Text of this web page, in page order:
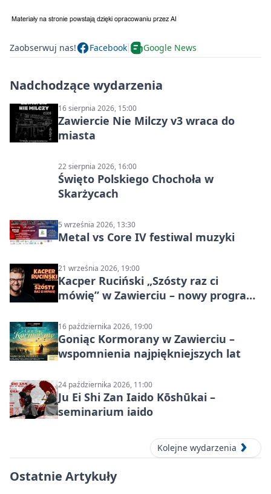
Zaobserwuj nas! Facebook Google News
Nadchodzące wydarzenia
16 sierpnia 2026, 15:00
Zawiercie Nie Milczy v3 wraca do
miasta
22 sierpnia 2026, 16:00
Święto Polskiego Chochoła w
Skarżycach
5 września 2026, 13:30
Metal vs Core IV festiwal muzyki
21 września 2026, 19:00
Kacper Ruciński „Szósty raz ci
mówię” w Zawierciu – nowy program
16 października 2026, 19:00
Goniąc Kormorany w Zawierciu –
wspomnienia najpiękniejszych lat
24 października 2026, 11:00
Ju Ei Shi Zan Iaido Kōshūkai –
seminarium iaido
Kolejne wydarzenia
Ostatnie Artykuły